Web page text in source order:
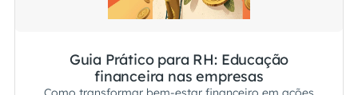
Guia Prático para RH: Educação
financeira nas empresas